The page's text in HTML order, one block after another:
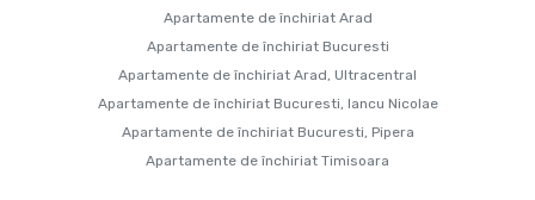
Apartamente de închiriat Arad
Apartamente de închiriat Bucuresti
Apartamente de închiriat Arad, Ultracentral
Apartamente de închiriat Bucuresti, Iancu Nicolae
Apartamente de închiriat Bucuresti, Pipera
Apartamente de închiriat Timisoara